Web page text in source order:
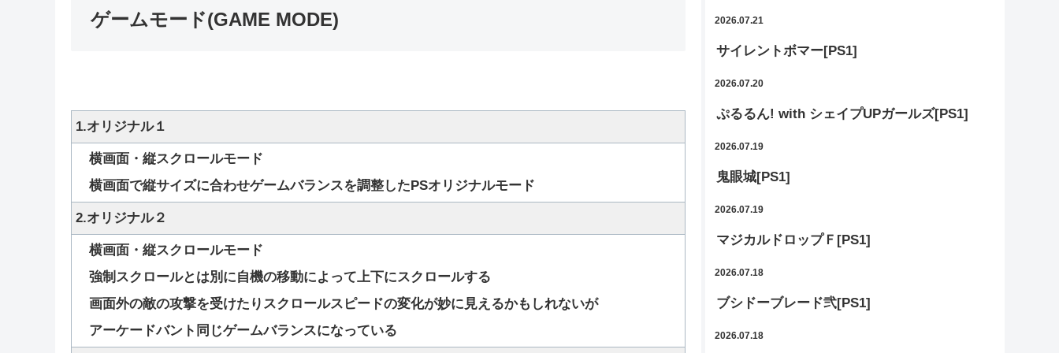
ゲームモード(GAME MODE)
1.オリジナル１
横画面・縦スクロールモード
横画面で縦サイズに合わせゲームバランスを調整したPSオリジナルモード
2.オリジナル２
横画面・縦スクロールモード
強制スクロールとは別に自機の移動によって上下にスクロールする
画面外の敵の攻撃を受けたりスクロールスピードの変化が妙に見えるかもしれないが
アーケードバント同じゲームバランスになっている
2026.07.21
サイレントボマー[PS1]
2026.07.20
ぷるるん! with シェイプUPガールズ[PS1]
2026.07.19
鬼眼城[PS1]
2026.07.19
マジカルドロップＦ[PS1]
2026.07.18
ブシドーブレード弐[PS1]
2026.07.18